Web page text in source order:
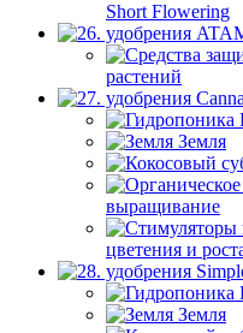
Short Flowering
растений
Земля
выращивание
цветения и
Земля